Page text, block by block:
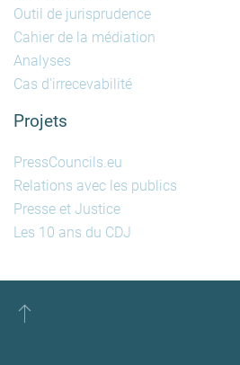
Outil de jurisprudence
Cahier de la médiation
Analyses
Cas d'irrecevabilité
Projets
PressCouncils.eu
Relations avec les publics
Presse et Justice
Les 10 ans du CDJ